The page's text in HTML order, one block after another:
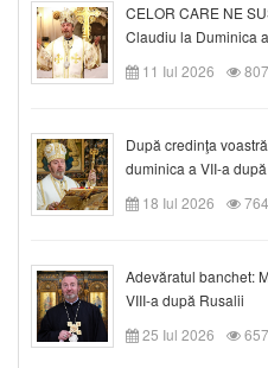
CELOR CARE NE
Claudiu la Duminica
11 Iul 2026
807
După credinţa
duminica a VII-a
18 Iul 2026
764
Adevăratul banchet:
VIII-a după Rusalii
25 Iul 2026
657